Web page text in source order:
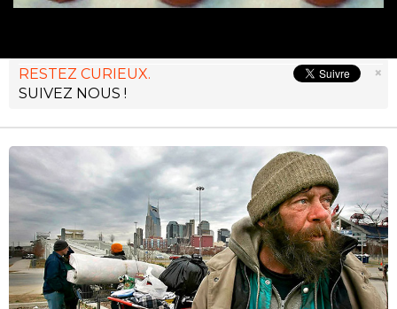
×
RESTEZ CURIEUX.
SUIVEZ NOUS !